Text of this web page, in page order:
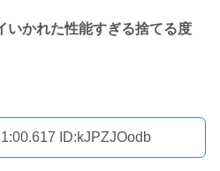
いかれた性能すぎる捨てる度
ID:kJPZJOodb